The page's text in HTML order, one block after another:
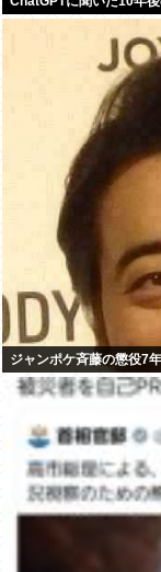
ジャンポケ斉藤の懲役7